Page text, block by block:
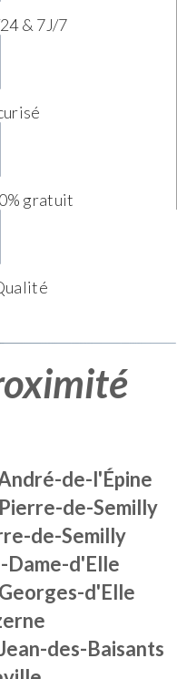
& 7J/7
gratuit
de-l'Épine
de-Semilly
de-Semilly
Dame-d'Elle
d'Elle
des-Baisants